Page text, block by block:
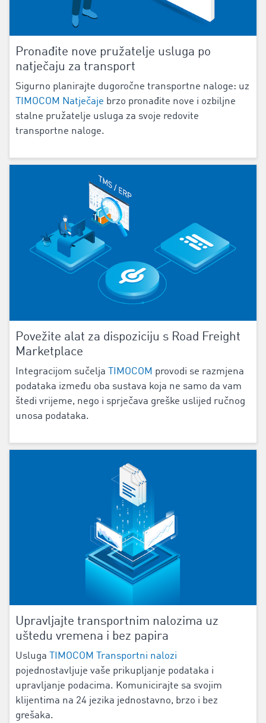
Pronađite nove pružatelje usluga po
natječaju za transport
Sigurno planirajte dugoročne transportne naloge: uz
TIMOCOM Natječaje brzo pronađite nove i ozbiljne
stalne pružatelje usluga za svoje redovite
transportne naloge.
Povežite alat za dispoziciju s Road Freight
Marketplace
Integracijom sučelja TIMOCOM provodi se razmjena
podataka između oba sustava koja ne samo da vam
štedi vrijeme, nego i sprječava greške uslijed ručnog
unosa podataka.
Upravljajte transportnim nalozima uz
uštedu vremena i bez papira
Usluga
TIMOCOM Transportni nalozi
pojednostavljuje vaše prikupljanje podataka i
upravljanje podacima. Komunicirajte sa svojim
klijentima na 24 jezika jednostavno, brzo i bez
grešaka.